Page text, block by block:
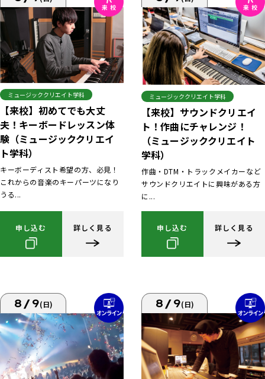
ミュージッククリエイト学科
【来校】初めてでも大丈
夫！キーボードレッスン体
験（ミュージッククリエイ
ト学科）
キーボーディスト希望の方、必見！
これからの音楽のキーパーツになり
うる...
申し込む 詳しく見る
ミュージッククリエイト学科
【来校】サウンドクリエイ
ト！作曲にチャレンジ！
（ミュージッククリエイト
学科）
作曲・DTM・トラックメイカーなど
サウンドクリエイトに興味がある方
に...
申し込む 詳しく見る
8/9(日) 8/9(日)